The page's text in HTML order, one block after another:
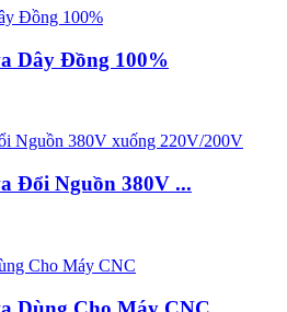
Dây Đồng 100%
Đổi Nguồn 380V ...